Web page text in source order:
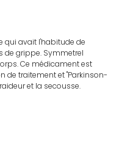
qui avait l'habitude de
de grippe. Symmetrel
Ce médicament est
de traitement et "Parkinson-
et la secousse.